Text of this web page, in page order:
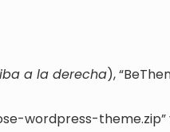
a la derecha),
wordpress-theme.zip”